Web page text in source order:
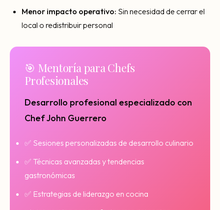
Menor impacto operativo: Sin necesidad de cerrar el
local o redistribuir personal
🎯 Mentoría para Chefs
Profesionales
Desarrollo profesional especializado con
Chef John Guerrero
✅ Sesiones personalizadas de desarrollo culinario
✅ Técnicas avanzadas y tendencias
gastronómicas
✅ Estrategias de liderazgo en cocina